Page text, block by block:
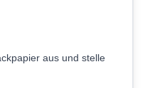
aus und stelle